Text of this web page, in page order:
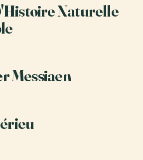
Naturelle
Messiaen